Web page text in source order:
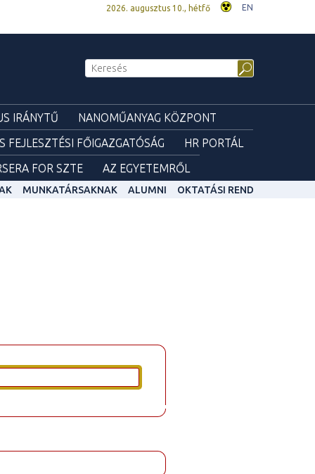
2026. augusztus 10., hétfő EN
IRÁNYTŰ
NANOMŰANYAG KÖZPONT
FEJLESZTÉSI FŐIGAZGATÓSÁG
HR PORTÁL
FOR SZTE AZ EGYETEMRŐL
MUNKATÁRSAKNAK ALUMNI OKTATÁSI REND